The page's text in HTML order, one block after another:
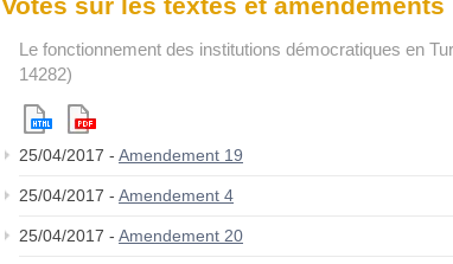
Le fonctionnement des institutions démocratiques en
14282)
25/04/2017 - Amendement 19
25/04/2017 - Amendement 4
25/04/2017 - Amendement 20